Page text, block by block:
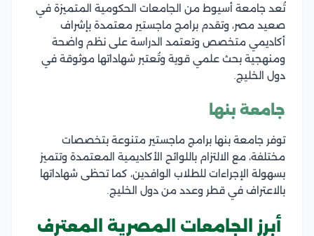
تُعد جامعة أسيوط من الجامعات الحكومية المتميزة في
صعيد مصر، وتقدم برامج ماجستير معتمدة بإشراف
أكاديمي متخصص وتعتمد الدراسة على نظم واضحة
ومنهجية بحث علمي قوية وتُعتبر شهاداتها موثوقة في
دول الخليج.
جامعة بنها
توفر جامعة بنها برامج ماجستير متنوعة بتخصصات
مختلفة، مع الالتزام باللوائح الأكاديمية المعتمدة وتتميز
بسهولة الإجراءات للطلاب الوافدين، كما تحظى شهاداتها
بالاعتراف في قطر وعدد من دول الخليج.
أبرز الجامعات المصرية المعترف